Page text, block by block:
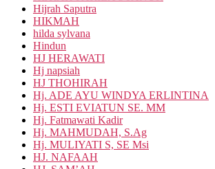
Hijrah Saputra
HIKMAH
hilda sylvana
Hindun
HJ HERAWATI
Hj napsiah
HJ THOHIRAH
Hj. ADE AYU WINDYA ERLINTINA
Hj. ESTI EVIATUN SE. MM
Hj. Fatmawati Kadir
Hj. MAHMUDAH, S.Ag
Hj. MULIYATI S, SE Msi
HJ. NAFAAH